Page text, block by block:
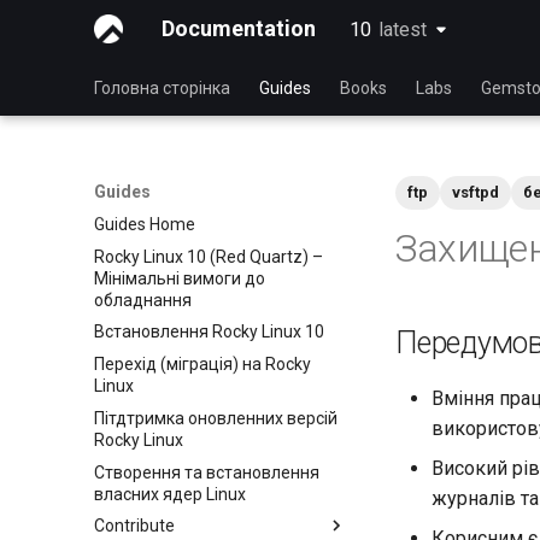
Documentation 10 latest
latest
Головна сторінка Guides Books Labs
Guides
Guides Home
Rocky Linux 10 (Red Quartz) –
Мінімальні вимоги до
обладнання
Встановлення Rocky Linux 10
Перехід (міграція) на Rocky
Linux
Пітдтримка оновленних версій
Rocky Linux
Створення та встановлення
власних ядер Linux
Contribute
ftp vsftpd
Вміння
Високий
журналів